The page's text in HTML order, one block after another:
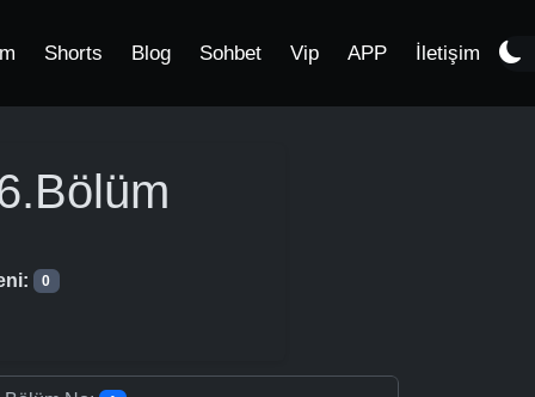
Shorts Blog Sohbet Vip APP İletişim
0